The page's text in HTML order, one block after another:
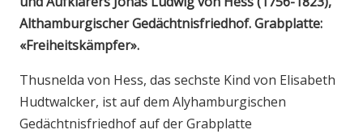
Althamburgischer Gedächtnisfriedhof. Grabplatte:
«Freiheitskämpfer».
Thusnelda von Hess, das sechste Kind von Elisabeth
Hudtwalcker, ist auf dem Alyhamburgischen
Gedächtnisfriedhof auf der Grabplatte